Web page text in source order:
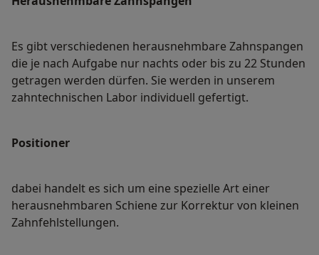
Es gibt verschiedenen herausnehmbare Zahnspangen
die je nach Aufgabe nur nachts oder bis zu 22 Stunden
getragen werden dürfen. Sie werden in unserem
zahntechnischen Labor individuell gefertigt.
Positioner
dabei handelt es sich um eine spezielle Art einer
herausnehmbaren Schiene zur Korrektur von kleinen
Zahnfehlstellungen.